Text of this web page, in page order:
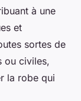
à une
et
sortes de
ou civiles,
la robe qui